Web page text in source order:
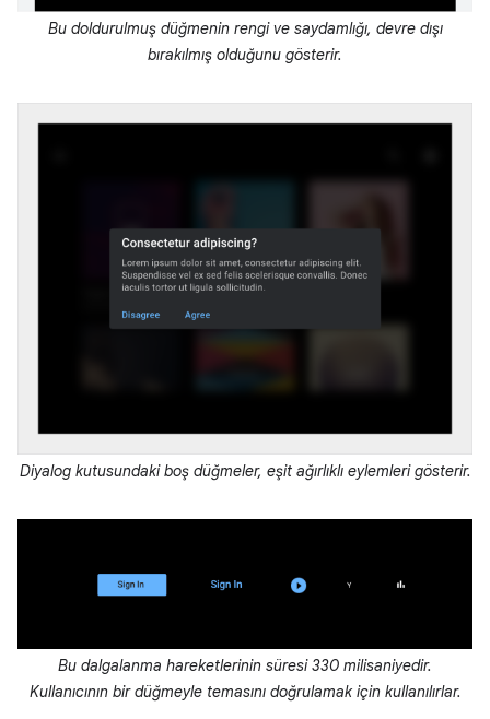
Bu doldurulmuş düğmenin rengi ve saydamlığı, devre dışı
bırakılmış olduğunu gösterir.
Diyalog kutusundaki boş düğmeler, eşit ağırlıklı eylemleri gösterir.
Bu dalgalanma hareketlerinin süresi 330 milisaniyedir.
Kullanıcının bir düğmeyle temasını doğrulamak için kullanılırlar.